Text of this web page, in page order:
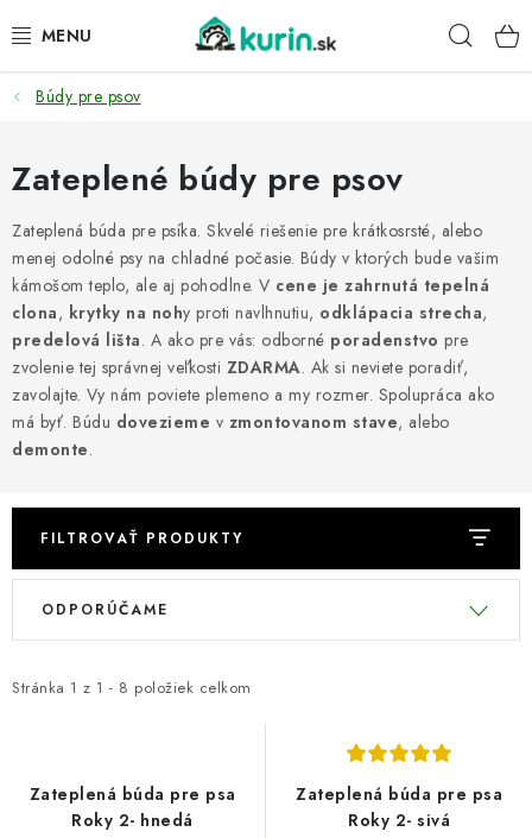
na
PRE HYDINU
PRE PSY
PRE ZAJACE
PRE DETI
ZÁHRADA
DOMÁCI WELLNESS
DARČEKOVÝ POUKAZ
Náš príbeh od začiatku
Hodnotenie obchodu
Obchodné podmienky
Vrátenie, výmena tovaru
Pravidlá súťaží na Facebooku
Búdy pre psov
Zateplené búdy pre psov
Zateplená búda pre psíka. Skvelé riešenie pre krátkosrsté, alebo
menej odolné psy na chladné počasie. Búdy v ktorých bude vašim
kámošom teplo, ale aj pohodlne. V cene je zahrnutá tepelná
clona, krytky na nohy proti navlhnutiu, odklápacia strecha,
predelová lišta. A ako pre vás: odborné poradenstvo pre
zvolenie tej správnej veľkosti ZDARMA. Ak si neviete poradiť,
zavolajte. Vy nám poviete plemeno a my rozmer. Spolupráca ako
má byť. Búdu dovezieme v zmontovanom stave, alebo
demonte.
FILTROVAŤ PRODUKTY
V
i
Stránka 1 z 1 - 8 položiek celkom
R
e
ODPORÚČAME
Zateplená búda pre psa
Roky 2- hnedá
Zateplená búda pre psa
Roky 2- sivá